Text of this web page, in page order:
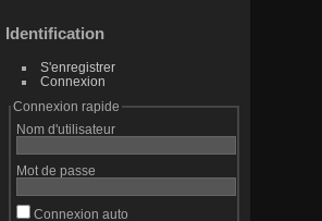
Identification
S'enregistrer
Connexion
Connexion rapide
Nom d'utilisateur
Mot de passe
Connexion auto